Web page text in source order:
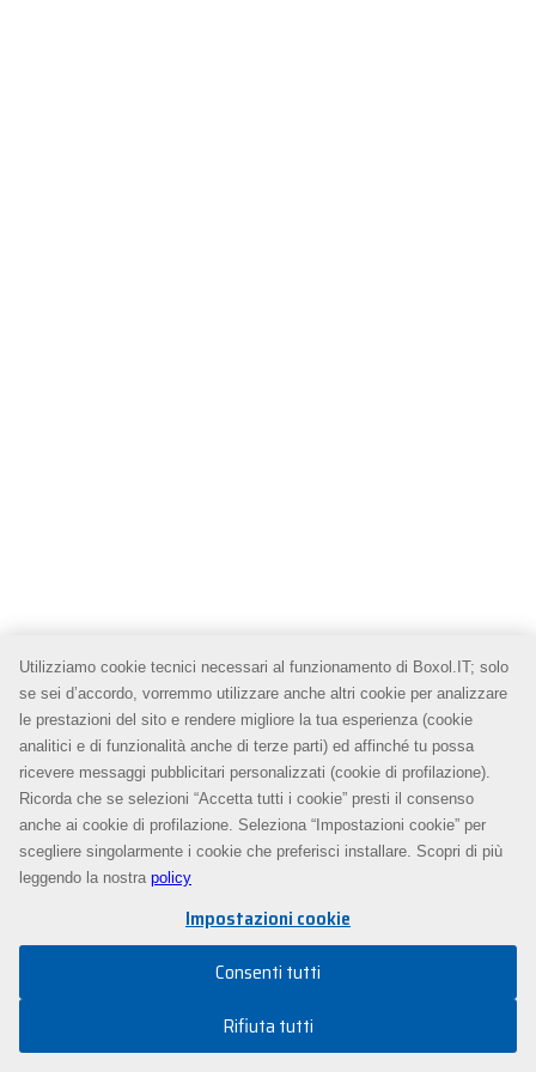
Utilizziamo cookie tecnici necessari al funzionamento di Boxol.IT; solo
se sei d’accordo, vorremmo utilizzare anche altri cookie per analizzare
le prestazioni del sito e rendere migliore la tua esperienza (cookie
analitici e di funzionalità anche di terze parti) ed affinché tu possa
ricevere messaggi pubblicitari personalizzati (cookie di profilazione).
Ricorda che se selezioni “Accetta tutti i cookie” presti il consenso
anche ai cookie di profilazione. Seleziona “Impostazioni cookie” per
scegliere singolarmente i cookie che preferisci installare. Scopri di più
leggendo la nostra policy
Impostazioni cookie
Consenti tutti
Rifiuta tutti